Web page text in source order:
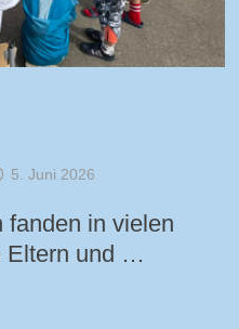
5. Juni 2026
fanden in vielen
Eltern und …